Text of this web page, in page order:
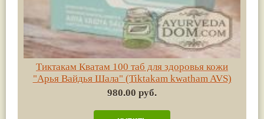
Тиктакам Кватам 100 таб для здоровья кожи
"Арья Вайдья Шала" (Tiktakam kwatham AVS)
980.00 руб.